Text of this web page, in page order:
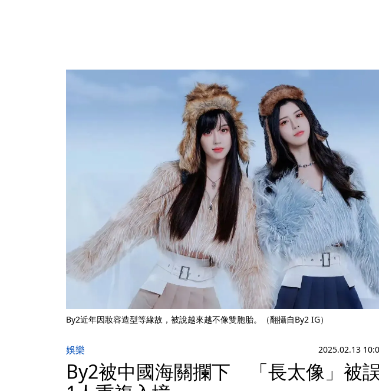
By2近年因妝容造型等緣故，被說越來越不像雙胞胎。（翻攝自By2 IG）
娛樂 2025.02.13
By2被中國海關攔下 「長太像」被